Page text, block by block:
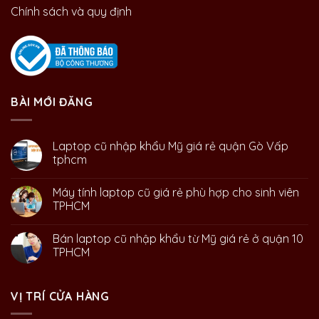
Chính sách và quy định
BÀI MỚI ĐĂNG
Laptop cũ nhập khẩu Mỹ giá rẻ quận Gò Vấp
tphcm
Máy tính laptop cũ giá rẻ phù hợp cho sinh viên
TPHCM
Bán laptop cũ nhập khẩu từ Mỹ giá rẻ ở quận 10
TPHCM
VỊ TRÍ CỬA HÀNG